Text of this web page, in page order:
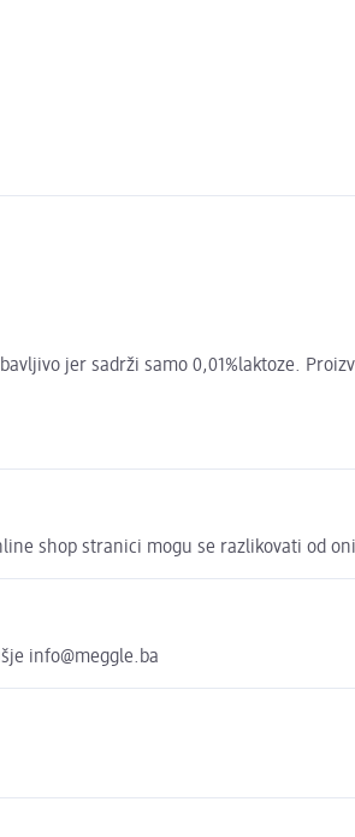
jer sadrži samo 0,01%laktoze.
shop stranici mogu se razlikovati od
info@meggle.ba